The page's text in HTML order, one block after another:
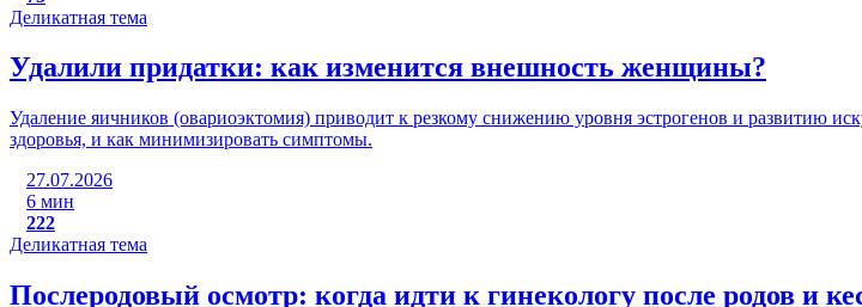
Деликатная тема
Удалили придатки: как изменится внешность женщины?
Удаление яичников (овариоэктомия) приводит к резкому снижению уровня эстрогенов и развитию
здоровья, и как минимизировать симптомы.
27.07.2026
6 мин
222
Деликатная тема
Послеродовый осмотр: когда идти к гинекологу после родов и